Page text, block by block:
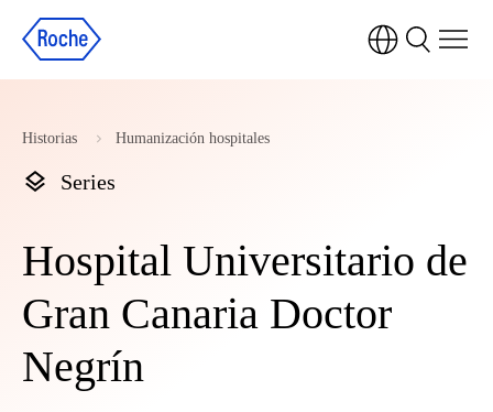
Historias Humanización hospitales
Series
Hospital Universitario de
Gran Canaria Doctor
Negrín